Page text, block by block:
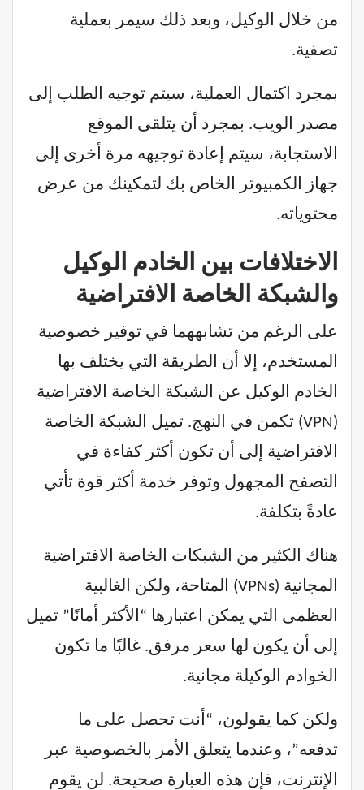
من خلال الوكيل، وبعد ذلك سيمر بعملية
تصفية.
بمجرد اكتمال العملية، سيتم توجيه الطلب إلى
مصدر الويب. بمجرد أن يتلقى الموقع
الاستجابة، سيتم إعادة توجيهه مرة أخرى إلى
جهاز الكمبيوتر الخاص بك لتمكينك من عرض
محتوياته.
الاختلافات بين الخادم الوكيل
والشبكة الخاصة الافتراضية
على الرغم من تشابههما في توفير خصوصية
المستخدم، إلا أن الطريقة التي يختلف بها
الخادم الوكيل عن الشبكة الخاصة الافتراضية
(VPN) تكمن في النهج. تميل الشبكة الخاصة
الافتراضية إلى أن تكون أكثر كفاءة في
التصفح المجهول وتوفر خدمة أكثر قوة تأتي
عادةً بتكلفة.
هناك الكثير من الشبكات الخاصة الافتراضية
المجانية (VPNs) المتاحة، ولكن الغالبية
العظمى التي يمكن اعتبارها “الأكثر أمانًا” تميل
إلى أن يكون لها سعر مرفق. غالبًا ما تكون
الخوادم الوكيلة مجانية.
ولكن كما يقولون، “أنت تحصل على ما
تدفعه”، وعندما يتعلق الأمر بالخصوصية عبر
الإنترنت، فإن هذه العبارة صحيحة. لن يقوم